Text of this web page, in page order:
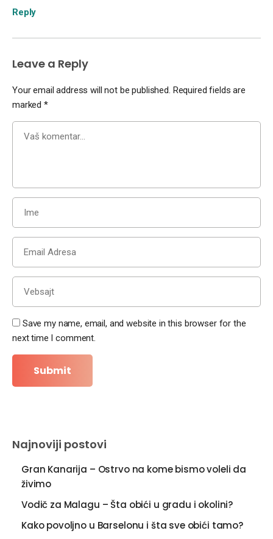
Reply
Leave a Reply
Your email address will not be published. Required fields are
marked *
Save my name, email, and website in this browser for the
next time I comment.
Najnoviji postovi
Gran Kanarija – Ostrvo na kome bismo voleli da
živimo
Vodič za Malagu – Šta obići u gradu i okolini?
Kako povoljno u Barselonu i šta sve obići tamo?